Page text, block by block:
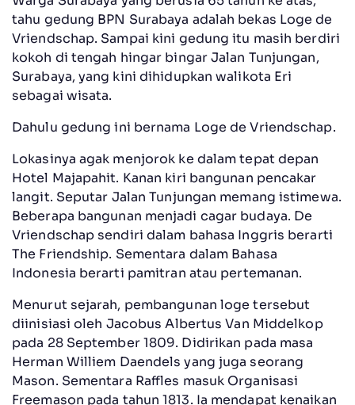
tahu gedung BPN Surabaya adalah bekas Loge de
Vriendschap. Sampai kini gedung itu masih berdiri
kokoh di tengah hingar bingar Jalan Tunjungan,
Surabaya, yang kini dihidupkan walikota Eri
sebagai wisata.
Dahulu gedung ini bernama Loge de Vriendschap.
Lokasinya agak menjorok ke dalam tepat depan
Hotel Majapahit. Kanan kiri bangunan pencakar
langit. Seputar Jalan Tunjungan memang istimewa.
Beberapa bangunan menjadi cagar budaya. De
Vriendschap sendiri dalam bahasa Inggris berarti
The Friendship. Sementara dalam Bahasa
Indonesia berarti pamitran atau pertemanan.
Menurut sejarah, pembangunan loge tersebut
diinisiasi oleh Jacobus Albertus Van Middelkop
pada 28 September 1809. Didirikan pada masa
Herman Williem Daendels yang juga seorang
Mason. Sementara Raffles masuk Organisasi
Freemason pada tahun 1813. Ia mendapat kenaikan